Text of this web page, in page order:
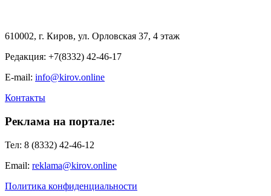
610002, г. Киров, ул. Орловская 37, 4 этаж
Редакция: +7(8332) 42-46-17
E-mail: info@kirov.online
Контакты
Реклама на портале:
Тел: 8 (8332) 42-46-12
Email: reklama@kirov.online
Политика конфиденциальности